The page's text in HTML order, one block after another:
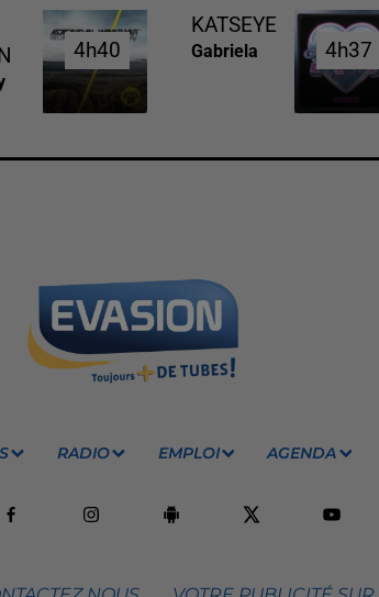
4h40
4h40
KATSEYE
Gabriela 4h37
4h37
RADIO EMPLOI AGENDA